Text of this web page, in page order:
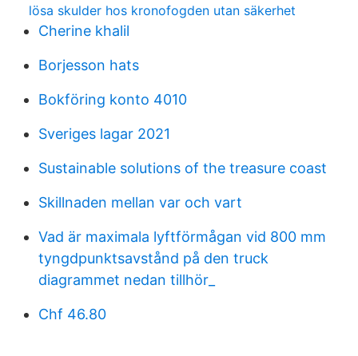
lösa skulder hos kronofogden utan säkerhet
Cherine khalil
Borjesson hats
Bokföring konto 4010
Sveriges lagar 2021
Sustainable solutions of the treasure coast
Skillnaden mellan var och vart
Vad är maximala lyftförmågan vid 800 mm
tyngdpunktsavstånd på den truck
diagrammet nedan tillhör_
Chf 46.80